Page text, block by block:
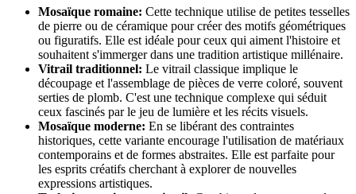
Mosaïque romaine: Cette technique utilise de petites tesselles
de pierre ou de céramique pour créer des motifs géométriques
ou figuratifs. Elle est idéale pour ceux qui aiment l'histoire et
souhaitent s'immerger dans une tradition artistique millénaire.
Vitrail traditionnel: Le vitrail classique implique le
découpage et l'assemblage de pièces de verre coloré, souvent
serties de plomb. C'est une technique complexe qui séduit
ceux fascinés par le jeu de lumière et les récits visuels.
Mosaïque moderne: En se libérant des contraintes
historiques, cette variante encourage l'utilisation de matériaux
contemporains et de formes abstraites. Elle est parfaite pour
les esprits créatifs cherchant à explorer de nouvelles
expressions artistiques.